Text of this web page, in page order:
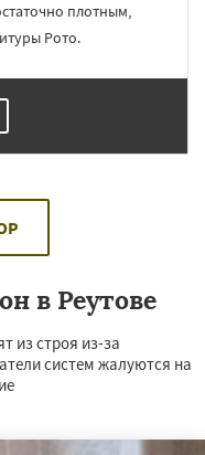
плотным,
Рото.
в Реутове
из строя из-за
систем жалуются на